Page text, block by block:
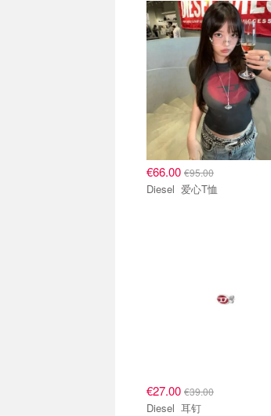
€66.00 €95.00
Diesel 爱心T恤
€27.00 €39.00
Diesel 耳钉